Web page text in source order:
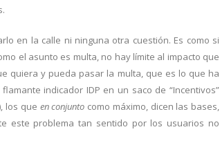
en la calle ni ninguna otra cuestión. Es como si
el asunto es multa, no hay límite al impacto que
quiera y pueda pasar la multa, que es lo que ha
indicador IDP en un saco de “Incentivos”
los que en conjunto como máximo, dicen las bases,
este problema tan sentido por los usuarios no